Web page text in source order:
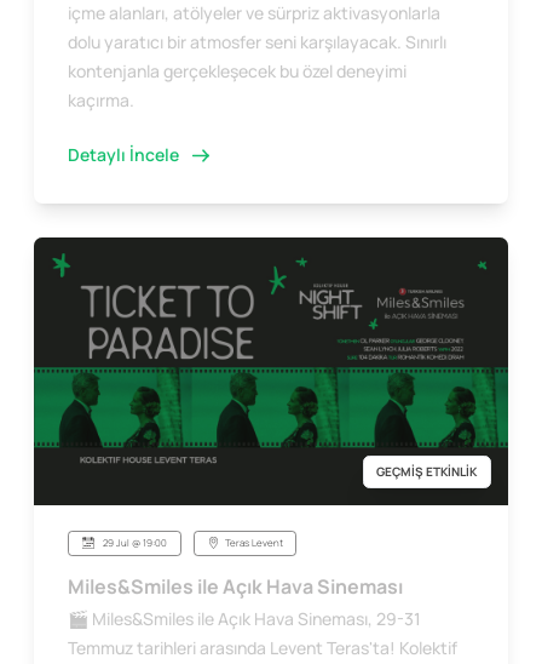
içme alanları, atölyeler ve sürpriz aktivasyonlarla
dolu yaratıcı bir atmosfer seni karşılayacak. Sınırlı
kontenjanla gerçekleşecek bu özel deneyimi
kaçırma.
Detaylı İncele
GEÇMİŞ ETKİNLİK
29 Jul @ 19:00 Teras Levent
Miles&Smiles ile Açık Hava Sineması
🎬 Miles&Smiles ile Açık Hava Sineması, 29-31
Temmuz tarihleri arasında Levent Teras'ta! Kolektif